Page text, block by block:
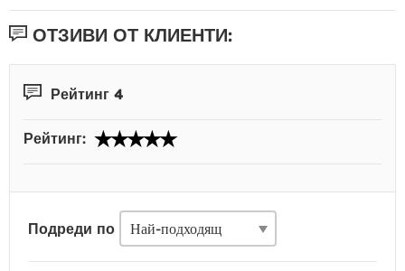
ОТЗИВИ ОТ КЛИЕНТИ:
Рейтинг 4
Рейтинг:
Подреди по